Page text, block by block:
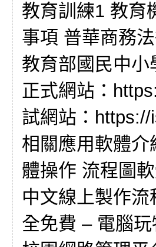
教育訓練1 教育
事項 普華商務
教育部國民中
正式網站：
試網站：
相關應用軟體
體操作 流程圖
中文線上製作
全免費 – 電腦